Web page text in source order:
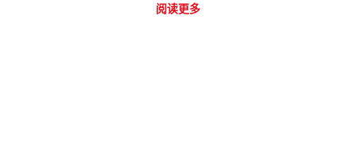
阅读更多